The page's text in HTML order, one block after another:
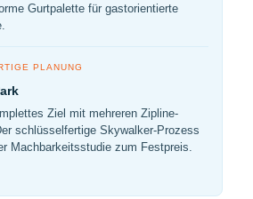
Gurtpalette für gastorientierte
PLANUNG
Ziel mit mehreren Zipline-
schlüsselfertige Skywalker-Prozess
Machbarkeitsstudie zum Festpreis.